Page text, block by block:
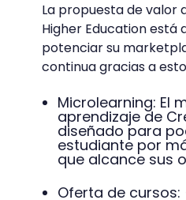
La propuesta de valor
Higher Education está
potenciar su
continua gracias a
Microlearning: El
aprendizaje de
diseñado para
estudiante por
que alcance sus
Oferta de cursos: